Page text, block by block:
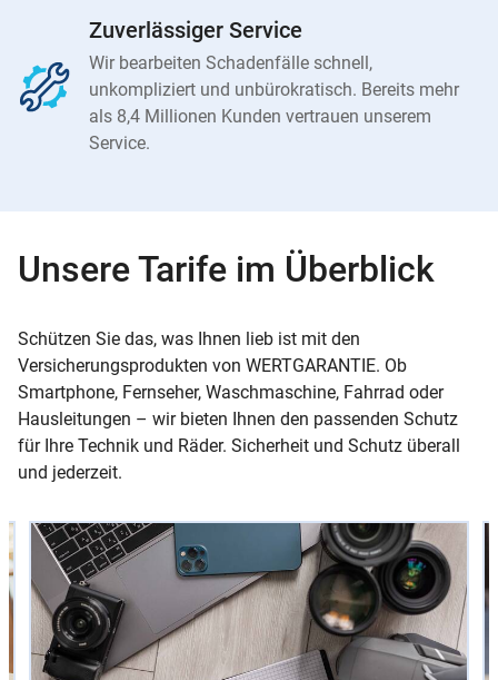
Zuverlässiger Service
Wir bearbeiten Schadenfälle schnell,
unkompliziert und unbürokratisch. Bereits mehr
als 8,4 Millionen Kunden vertrauen unserem
Service.
Unsere Tarife im Überblick
Schützen Sie das, was Ihnen lieb ist mit den
Versicherungsprodukten von WERTGARANTIE. Ob
Smartphone, Fernseher, Waschmaschine, Fahrrad oder
Hausleitungen – wir bieten Ihnen den passenden Schutz
für Ihre Technik und Räder. Sicherheit und Schutz überall
und jederzeit.
Slider
Instructions